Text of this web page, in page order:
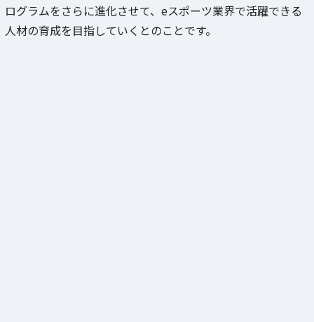
ログラムをさらに進化させて、eスポーツ業界で活躍できる
人材の育成を目指していくとのことです。